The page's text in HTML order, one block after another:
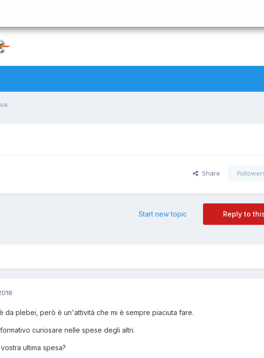
Share
Reply to
Start new topic
da plebei, però è un'attività che mi è sempre piaciuta fare.
curiosare nelle spese degli altri.
ultima spesa?